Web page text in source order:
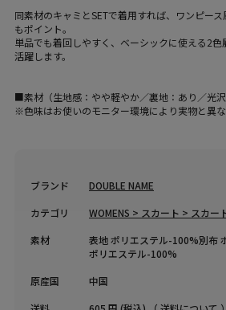
同素材のキャミとSETで着用すれば、ワンピー
もポイント。
単品でも着回しやすく、ベーシックに使える2色
活躍します。
■素材（生地感：やや軽やか／裏地：あり／光沢
※色味はお使いのモニター環境により実物と異な
ブランド
DOUBLE NAME
カテゴリ
WOMENS > スカート > スカー
素材
表地 ポリエステル-100%別布
ポリエステル-100%
原産国
中国